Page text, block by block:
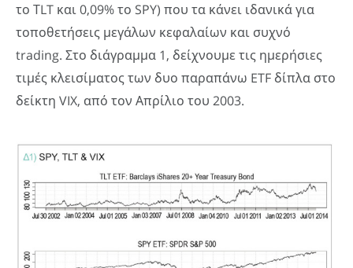
το ΤLT και 0,09% το SPY) που τα κάνει ιδανικά για
τοποθετήσεις μεγάλων κεφαλαίων και συχνό
trading. Στο διάγραμμα 1, δείχνουμε τις ημερήσιες
τιμές κλεισίματος των δυο παραπάνω ETF δίπλα στο
δείκτη VIX, από τον Απρίλιο του 2003.